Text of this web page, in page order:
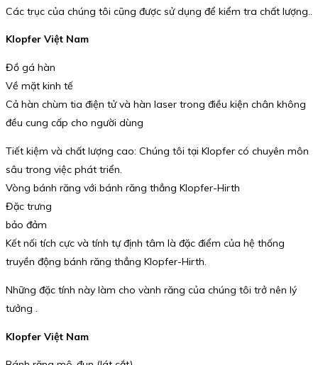
Các trục của chúng tôi cũng được sử dụng để kiểm tra chất lượng..
Klopfer Việt Nam
Đồ gá hàn
Về mặt kinh tế
Cả hàn chùm tia điện tử và hàn laser trong điều kiện chân không
đều cung cấp cho người dùng
Tiết kiệm và chất lượng cao: Chúng tôi tại Klopfer có chuyên môn
sâu trong việc phát triển.
Vòng bánh răng với bánh răng thẳng Klopfer-Hirth
Đặc trưng
bảo đảm
Kết nối tích cực và tính tự định tâm là đặc điểm của hệ thống
truyền động bánh răng thẳng Klopfer-Hirth.
Những đặc tính này làm cho vành răng của chúng tôi trở nên lý
tưởng .
Klopfer Việt Nam